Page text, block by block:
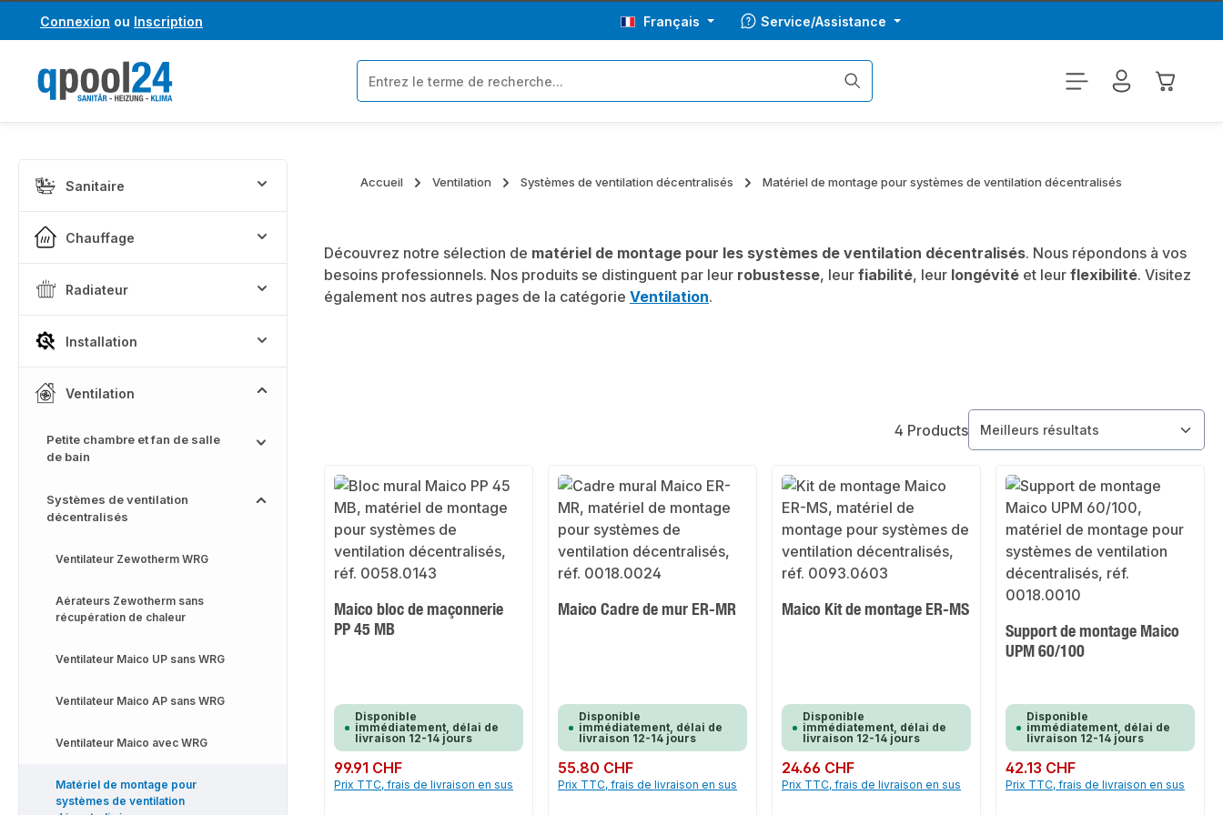
au contenu principal
Passer à la recherche
Connexion ou Inscription Français Service/Assistance
Le
Sanitaire
Chauffage
Radiateur
Installation
Ventilation
Petite chambre et fan de salle
de bain
Systèmes de ventilation
décentralisés
Ventilateur Zewotherm WRG
Aérateurs Zewotherm sans
récupération de chaleur
Ventilateur Maico UP sans WRG
Ventilateur Maico AP sans WRG
Ventilateur Maico avec WRG
Matériel de montage pour
systèmes de ventilation
Accueil Ventilation Systèmes de ventilation décentralisés Matériel de montage pour systèmes de ventilation décentralisés
Découvrez notre sélection de matériel de montage pour les systèmes de ventilation décentralisés. Nous répondons à vos
besoins professionnels. Nos produits se distinguent par leur robustesse, leur fiabilité, leur longévité et leur flexibilité. Visitez
également nos autres pages de la catégorie Ventilation.
4 Products
Maico bloc de maçonnerie
PP 45 MB
Disponible
immédiatement, délai de
livraison 12-14 jours
Prix régulier :
99.91 CHF
Prix TTC, frais de livraison en sus
Maico Cadre de mur ER-MR
Disponible
immédiatement, délai de
livraison 12-14 jours
Prix régulier :
55.80 CHF
Prix TTC, frais de livraison en sus
Maico Kit de montage ER-MS
Disponible
immédiatement, délai de
livraison 12-14 jours
Prix régulier :
24.66 CHF
Prix TTC, frais de livraison en sus
Support de montage Maico
UPM 60/100
Disponible
immédiatement, délai de
livraison 12-14 jours
Prix régulier :
42.13 CHF
Prix TTC, frais de livraison en sus